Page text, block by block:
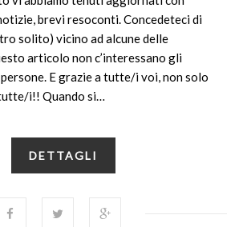
brevi resoconti. Concedeteci di
solito) vicino ad alcune delle
articolo non c’interessano gli
E grazie a tutte/i voi, non solo
i!! Quando si…
DETTAGLI